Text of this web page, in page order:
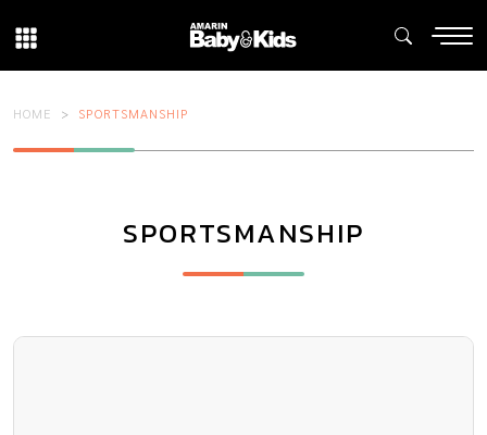
HOME SPORTSMANSHIP
SPORTSMANSHIP